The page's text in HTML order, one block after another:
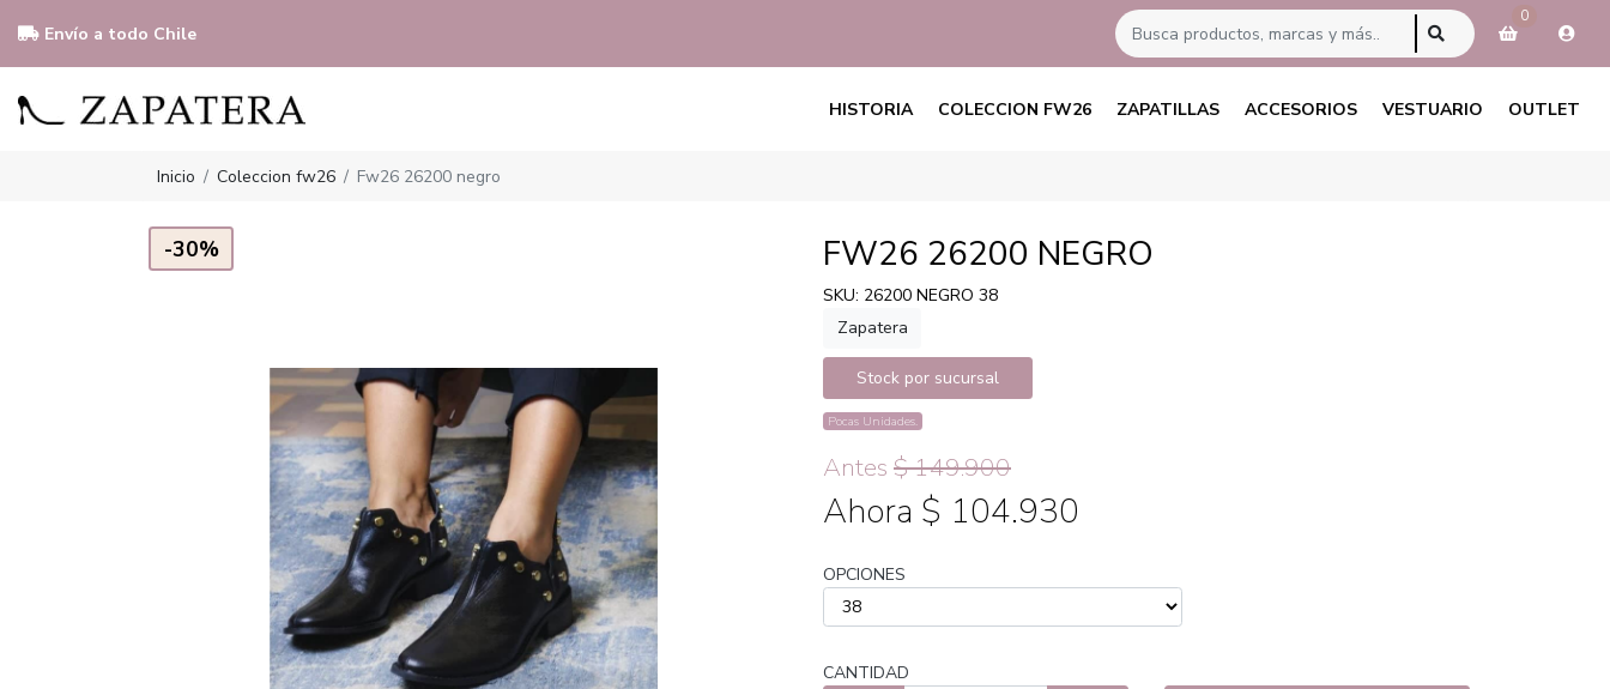
Envío a todo Chile
0
HISTORIA COLECCION FW26 ZAPATILLAS ACCESORIOS VESTUARIO OUTLET
Inicio Coleccion fw26 Fw26 26200 negro
-30% FW26 26200 NEGRO
SKU: 26200 NEGRO 38
Zapatera
Stock por sucursal
Pocas Unidades.
Antes $ 149.900
Ahora $ 104.930
OPCIONES
CANTIDAD